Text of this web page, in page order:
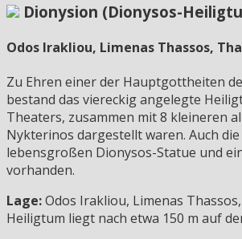
Dionysion (Dionysos-
Odos Irakliou, Limenas Thassos,
Zu Ehren einer der Hauptgottheiten
bestand das viereckig angelegte
Theaters, zusammen mit 8 kleineren
Nykterinos dargestellt waren. Auch
lebensgroßen Dionysos-Statue und
vorhanden.
Lage:Odos Irakliou, Limenas
Heiligtum liegt nach etwa 150 m auf